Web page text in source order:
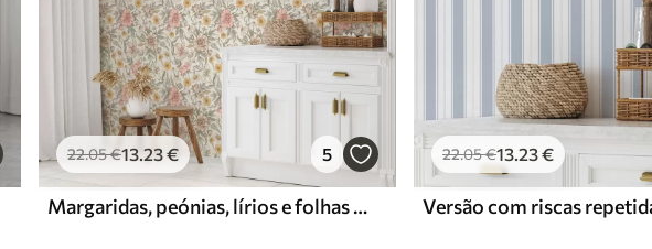
22.05€13.23€ 5
Margaridas, peónias, lírios e folhas em cores delicadas
22.05€13.23€